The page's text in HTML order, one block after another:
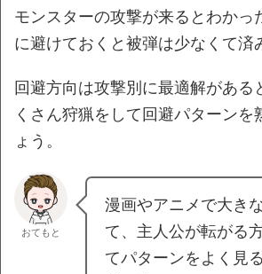
モンスターの攻撃が来るとわかっ
に避けておくと被弾は少なくて済
回避方向は攻撃別に最適解がある
くさん狩猟をして回避パターンを
ょう。
おてもと
漫画やアニメで大き
て、主人公が転がる
てパターンをよく見